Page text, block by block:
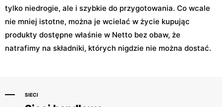
tylko niedrogie, ale i szybkie do przygotowania. Co wcale
nie mniej istotne, można je wcielać w życie kupując
produkty dostępne właśnie w Netto bez obaw, że
natrafimy na składniki, których nigdzie nie można dostać.
SIECI